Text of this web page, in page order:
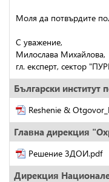
Моля да потвърдите
С уважение,
Милослава Михайлова,
гл. експерт, сектор
Български институт
Reshenie &
Главна дирекция
Решение ЗДОИ.pdf
Дирекция